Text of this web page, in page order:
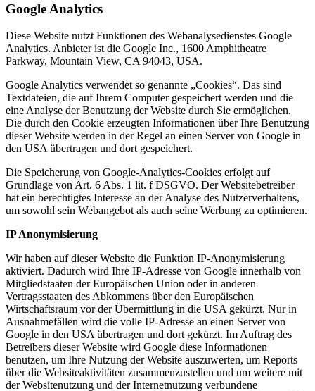
Google Analytics
Diese Website nutzt Funktionen des Webanalysedienstes Google
Analytics. Anbieter ist die Google Inc., 1600 Amphitheatre
Parkway, Mountain View, CA 94043, USA.
Google Analytics verwendet so genannte „Cookies“. Das sind
Textdateien, die auf Ihrem Computer gespeichert werden und die
eine Analyse der Benutzung der Website durch Sie ermöglichen.
Die durch den Cookie erzeugten Informationen über Ihre Benutzung
dieser Website werden in der Regel an einen Server von Google in
den USA übertragen und dort gespeichert.
Die Speicherung von Google-Analytics-Cookies erfolgt auf
Grundlage von Art. 6 Abs. 1 lit. f DSGVO. Der Websitebetreiber
hat ein berechtigtes Interesse an der Analyse des Nutzerverhaltens,
um sowohl sein Webangebot als auch seine Werbung zu optimieren.
IP Anonymisierung
Wir haben auf dieser Website die Funktion IP-Anonymisierung
aktiviert. Dadurch wird Ihre IP-Adresse von Google innerhalb von
Mitgliedstaaten der Europäischen Union oder in anderen
Vertragsstaaten des Abkommens über den Europäischen
Wirtschaftsraum vor der Übermittlung in die USA gekürzt. Nur in
Ausnahmefällen wird die volle IP-Adresse an einen Server von
Google in den USA übertragen und dort gekürzt. Im Auftrag des
Betreibers dieser Website wird Google diese Informationen
benutzen, um Ihre Nutzung der Website auszuwerten, um Reports
über die Websiteaktivitäten zusammenzustellen und um weitere mit
der Websitenutzung und der Internetnutzung verbundene